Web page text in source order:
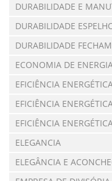
DURABILIDADE E
DURABILIDADE
DURABILIDADE
ECONOMIA DE
EFICIÊNCIA
EFICIÊNCIA
EFICIÊNCIA
ELEGANCIA
ELEGÂNCIA E